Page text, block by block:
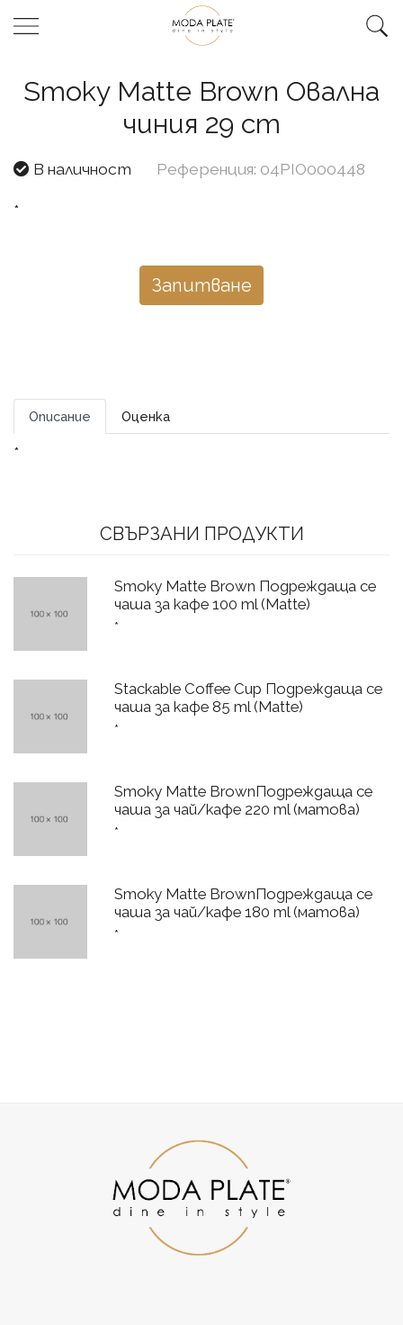
Smoky Matte Brown Овална
чиния 29 cm
В наличност Референция: 04PIO000448
*
Запитване
Описание Оценка
*
СВЪРЗАНИ ПРОДУКТИ
Smoky Matte Brown Подреждаща се
чаша за кафе 100 ml (Matte)
*
Stackable Coffee Cup Подреждаща се
чаша за кафе 85 ml (Matte)
*
Smoky Matte BrownПодреждаща се
чаша за чай/кафе 220 ml (матова)
*
Smoky Matte BrownПодреждаща се
чаша за чай/кафе 180 ml (матова)
*